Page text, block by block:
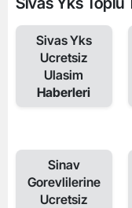
Sivas Yks
Ucretsiz
Ulasim
Haberleri
Sinav
Gorevlilerine
Ucretsiz